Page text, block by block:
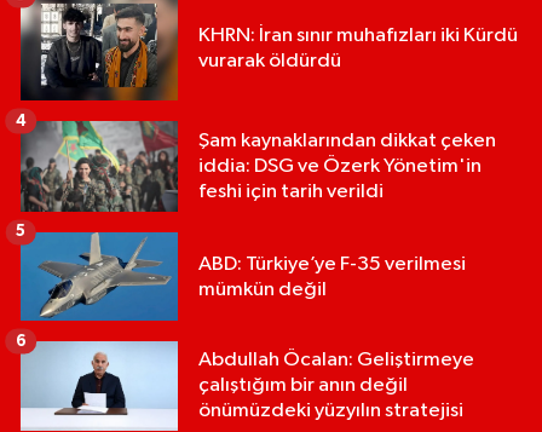
KHRN: İran sınır muhafızları iki Kürdü
vurarak öldürdü
Şam kaynaklarından dikkat çeken
iddia: DSG ve Özerk Yönetim'in
feshi için tarih verildi
4
ABD: Türkiye’ye F-35 verilmesi
mümkün değil
5
Abdullah Öcalan: Geliştirmeye
çalıştığım bir anın değil
önümüzdeki yüzyılın stratejisi
6